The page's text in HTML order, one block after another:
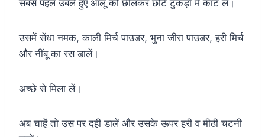
सबसे पहले उबले हुए आलू को छीलकर छोटे टुकड़ों में काट लें।
उसमें सेंधा नमक, काली मिर्च पाउडर, भुना जीरा पाउडर, हरी मिर्च
और नींबू का रस डालें।
अच्छे से मिला लें।
अब चाहें तो उस पर दही डालें और उसके ऊपर हरी व मीठी चटनी